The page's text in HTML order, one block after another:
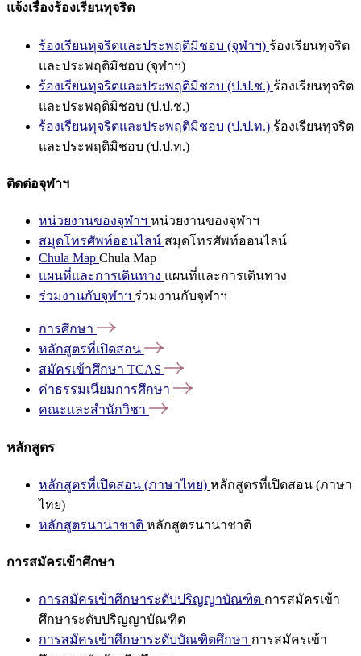
แจ้งเรื่องร้องเรียนทุจริต
ร้องเรียนทุจริตและประพฤติมิชอบ (จุฬาฯ) ร้องเรียนทุจริต
และประพฤติมิชอบ (จุฬาฯ)
ร้องเรียนทุจริตและประพฤติมิชอบ (ป.ป.ช.) ร้องเรียนทุจริต
และประพฤติมิชอบ (ป.ป.ช.)
ร้องเรียนทุจริตและประพฤติมิชอบ (ป.ป.ท.) ร้องเรียนทุจริต
และประพฤติมิชอบ (ป.ป.ท.)
ติดต่อจุฬาฯ
หน่วยงานของจุฬาฯ หน่วยงานของจุฬาฯ
สมุดโทรศัพท์ออนไลน์ สมุดโทรศัพท์ออนไลน์
Chula Map Chula Map
แผนที่และการเดินทาง แผนที่และการเดินทาง
ร่วมงานกับจุฬาฯ ร่วมงานกับจุฬาฯ
การศึกษา
หลักสูตรที่เปิดสอน
สมัครเข้าศึกษา TCAS
ค่าธรรมเนียมการศึกษา
คณะและสำนักวิชา
หลักสูตร
หลักสูตรที่เปิดสอน (ภาษาไทย) หลักสูตรที่เปิดสอน (ภาษา
ไทย)
หลักสูตรนานาชาติ หลักสูตรนานาชาติ
การสมัครเข้าศึกษา
การสมัครเข้าศึกษาระดับปริญญาบัณฑิต การสมัครเข้า
ศึกษาระดับปริญญาบัณฑิต
การสมัครเข้าศึกษาระดับบัณฑิตศึกษา การสมัครเข้า